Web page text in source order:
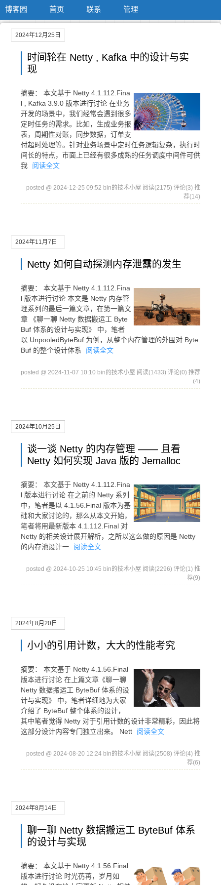
博客园 首页 联系 管理
2024年12月25日
时间轮在 Netty , Kafka 中的设计与实
现
摘要： 本文基于 Netty 4.1.112.Fina
l , Kafka 3.9.0 版本进行讨论 在业务
开发的场景中，我们经常会遇到很多
定时任务的需求。比如，生成业务报
表，周期性对账，同步数据，订单支
付超时处理等。针对业务场景中定时任务逻辑复杂，执行时
间长的特点，市面上已经有很多成熟的任务调度中间件可供
我
阅读全文
posted @ 2024-12-25 09:52 bin的技术小屋 阅读(2175) 评论(3) 推
荐(14)
2024年11月7日
Netty 如何自动探测内存泄露的发生
摘要： 本文基于 Netty 4.1.112.Fina
l 版本进行讨论 本文是 Netty 内存管
理系列的最后一篇文章，在第一篇文
章 《聊一聊 Netty 数据搬运工 Byte
Buf 体系的设计与实现》 中，笔者
以 UnpooledByteBuf 为例，从整个内存管理的外围对 Byte
Buf 的整个设计体系
阅读全文
posted @ 2024-11-07 10:10 bin的技术小屋 阅读(1433) 评论(0) 推荐
(4)
2024年10月25日
谈一谈 Netty 的内存管理 —— 且看
Netty 如何实现 Java 版的 Jemalloc
摘要： 本文基于 Netty 4.1.112.Fina
l 版本进行讨论 在之前的 Netty 系列
中，笔者是以 4.1.56.Final 版本为基
础和大家讨论的，那么从本文开始，
笔者将用最新版本 4.1.112.Final 对
Netty 的相关设计展开解析，之所以这么做的原因是 Netty
的内存池设计一
阅读全文
posted @ 2024-10-25 10:45 bin的技术小屋 阅读(2296) 评论(1) 推
荐(9)
2024年8月20日
小小的引用计数，大大的性能考究
摘要： 本文基于 Netty 4.1.56.Final
版本进行讨论 在上篇文章《聊一聊
Netty 数据搬运工 ByteBuf 体系的设
计与实现》 中，笔者详细地为大家
介绍了 ByteBuf 整个体系的设计，
其中笔者觉得 Netty 对于引用计数的设计非常精彩，因此将
这部分设计内容专门独立出来。 Nett
阅读全文
posted @ 2024-08-20 12:24 bin的技术小屋 阅读(2508) 评论(4) 推
荐(6)
2024年8月14日
聊一聊 Netty 数据搬运工 ByteBuf 体系
的设计与实现
摘要： 本文基于 Netty 4.1.56.Final
版本进行讨论 时光芿苒，岁月如